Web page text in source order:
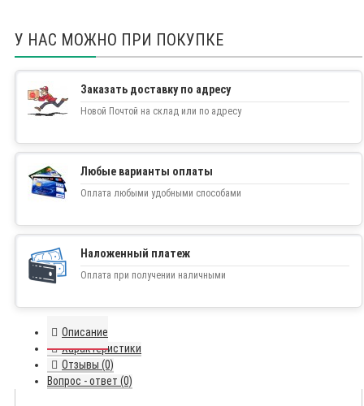
У НАС МОЖНО ПРИ ПОКУПКЕ
Заказать доставку по адресу
Новой Почтой на склад или по адресу
Любые варианты оплаты
Оплата любыми удобными способами
Наложенный платеж
Оплата при получении наличными
Описание
Характеристики
Отзывы (0)
Вопрос - ответ (0)